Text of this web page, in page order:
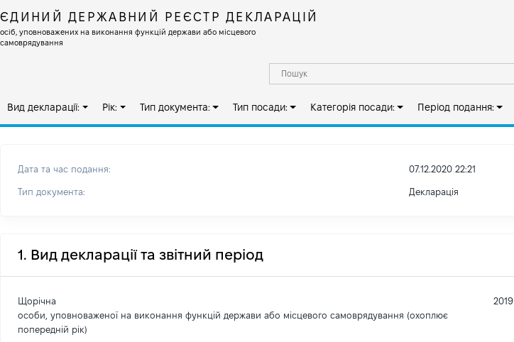
ЄДИНИЙ ДЕРЖАВНИЙ РЕЄСТР ДЕКЛАРАЦІЙ
осіб, уповноважених на виконання функцій держави або місцевого
самоврядування
Вид декларації: Рік: Тип документа: Тип посади: Категорія посади: Період подання:
Дата та час подання: 07.12.2020 22:21
Тип документа: Декларація
1. Вид декларації та звітний період
Щорічна
особи, уповноваженої на виконання функцій держави або місцевого самоврядування (охоплює
попередній рік)
2019